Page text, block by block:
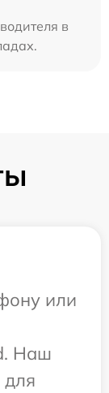
в
или
Наш